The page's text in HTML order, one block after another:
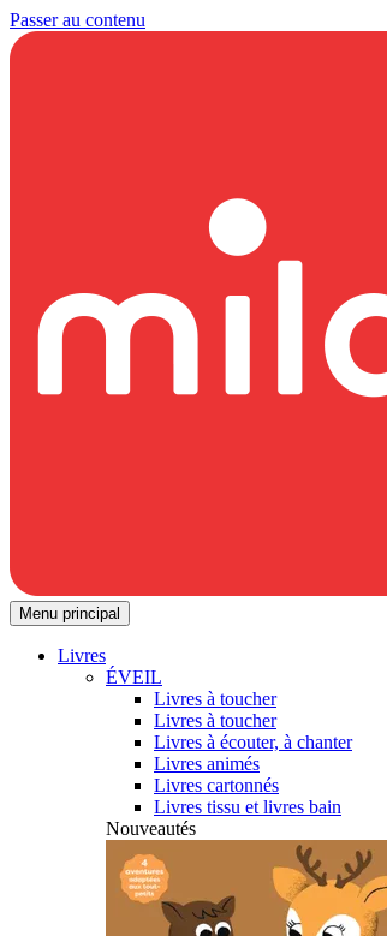
Passer au contenu
Menu principal
Livres
ÉVEIL
Livres à toucher
Livres à toucher
Livres à écouter, à chanter
Livres animés
Livres cartonnés
Livres tissu et livres bain
Nouveautés